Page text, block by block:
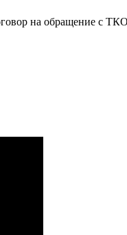
на обращение с